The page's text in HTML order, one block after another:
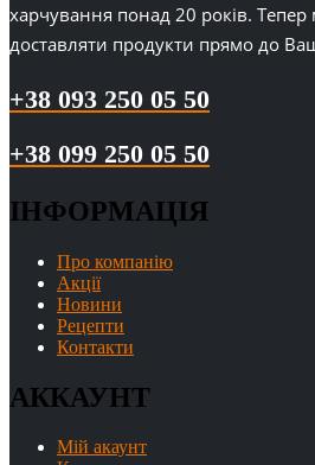
харчування понад 20 років.
доставляти продукти прямо до
+38 093 250 05 50
+38 099 250 05 50
ІНФОРМАЦІЯ
Про компанію
Акції
Новини
Рецепти
Контакти
АККАУНТ
Мій акаунт